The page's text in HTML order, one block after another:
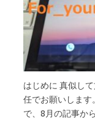
はじめに 真似し
任でお願いします
で、8月の記事か